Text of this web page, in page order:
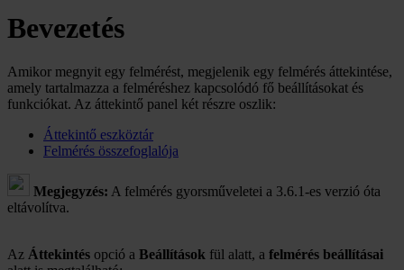
Bevezetés
Amikor megnyit egy felmérést, megjelenik egy felmérés áttekintése,
amely tartalmazza a felméréshez kapcsolódó fő beállításokat és
funkciókat. Az áttekintő panel két részre oszlik:
Áttekintő eszköztár
Felmérés összefoglalója
Megjegyzés: A felmérés gyorsműveletei a 3.6.1-es verzió óta
eltávolítva.
Az Áttekintés opció a Beállítások fül alatt, a felmérés beállításai